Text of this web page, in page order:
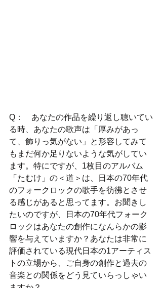
Q：　あなたの作品を繰り返し聴いてい
る時、あなたの歌声は「厚みがあっ
て、飾りっ気がない」と形容してみて
もまだ何か足りないような気がしてい
ます。特にですが、1枚目のアルバム
「たむけ」の＜道＞は、日本の70年代
のフォークロックの歌手を彷彿とさせ
る感じがあると思ってます。お聞きし
たいのですが、日本の70年代フォーク
ロックはあなたの創作になんらかの影
響を与えていますか？あなたは非常に
評価されている現代日本の1アーティス
トの立場から、ご自身の創作と過去の
音楽との関係をどう見ていらっしゃい